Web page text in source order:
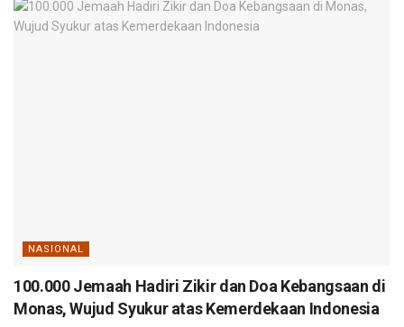
NASIONAL
100.000 Jemaah Hadiri Zikir dan Doa Kebangsaan di
Monas, Wujud Syukur atas Kemerdekaan Indonesia